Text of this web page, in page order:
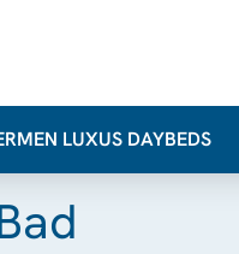
LUXUS DAYBEDS